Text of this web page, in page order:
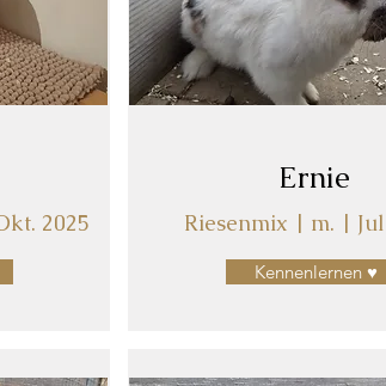
2025
Ernie
Riesenmix | m. |
Kennenlernen ♥